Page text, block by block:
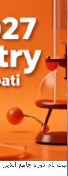
ثبت نام دوره جامع آنلاین شیمی آیمت 2027